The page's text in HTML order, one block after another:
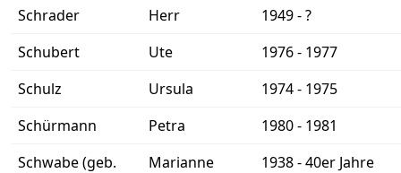
Schrader
Herr
1949 - ?
Schubert
Ute
1976 - 1977
Schulz
Ursula
1974 - 1975
Schürmann
Petra
1980 - 1981
Schwabe (geb.
Marianne 1938 - 40er Jahre